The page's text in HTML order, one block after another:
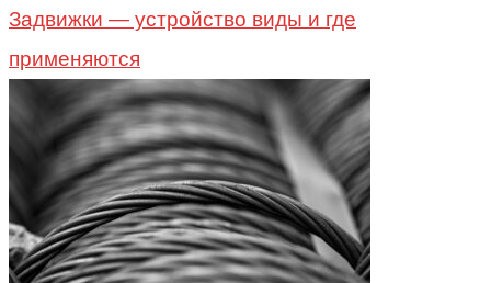
Задвижки — устройство виды и где
применяются